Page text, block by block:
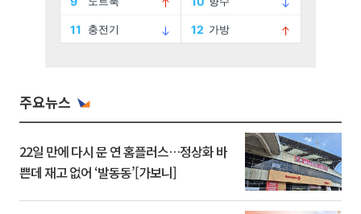
주요뉴스
22일 만에 다시 문 연 홈플러스…정상화 바
쁜데 재고 없어 ‘발동동’[가보니]